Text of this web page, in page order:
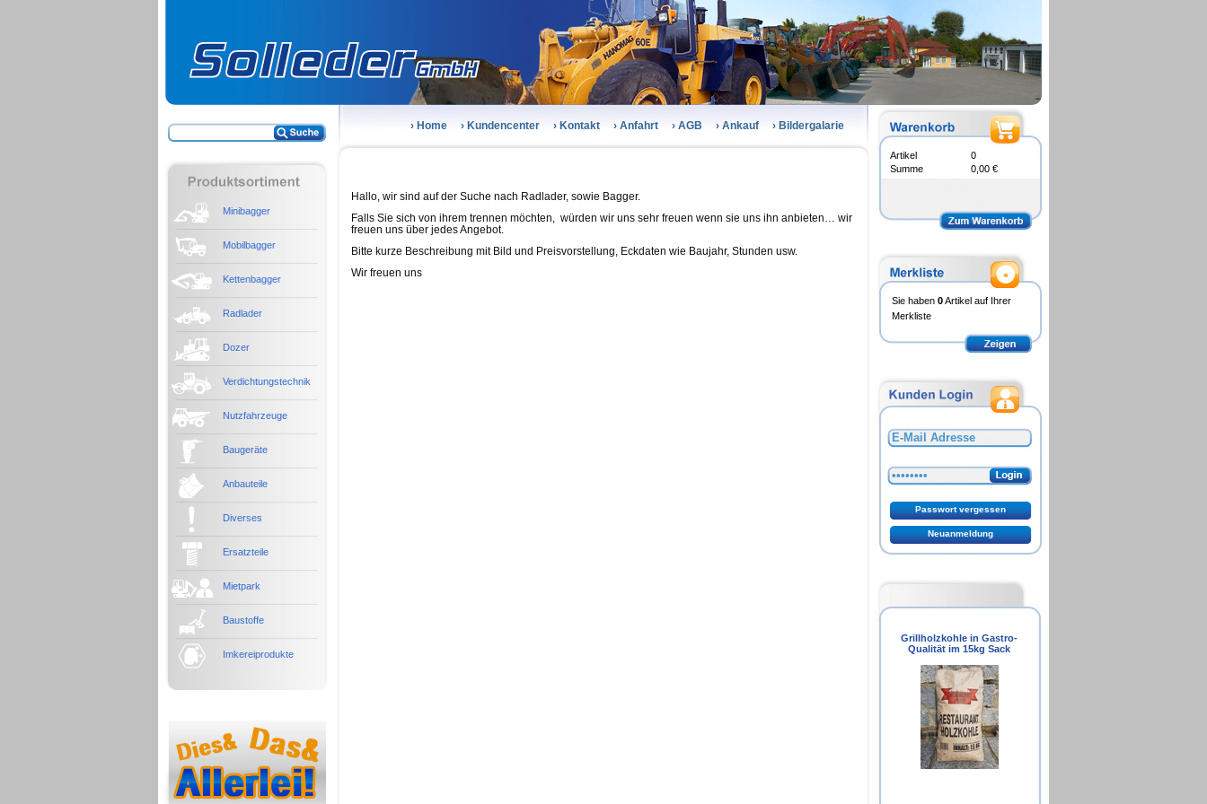
› Home › Kundencenter › Kontakt › Anfahrt › AGB › Ankauf › Bildergalarie
Minibagger
Mobilbagger
Kettenbagger
Radlader
Dozer
Verdichtungstechnik
Nutzfahrzeuge
Baugeräte
Anbauteile
Diverses
Ersatzteile
Mietpark
Baustoffe
Imkereiprodukte
Hallo, wir sind auf der Suche nach Radlader, sowie Bagger.
Falls Sie sich von ihrem trennen möchten, würden wir uns sehr freuen wenn sie uns ihn anbieten… wir
freuen uns über jedes Angebot.
Bitte kurze Beschreibung mit Bild und Preisvorstellung, Eckdaten wie Baujahr, Stunden usw.
Wir freuen uns
Artikel
0
Summe
0,00 €
Sie haben 0Artikel auf Ihrer
Merkliste
Unsere Öffnungszeiten
Grillholzkohle in Gastro-
Qualität im 15kg Sack